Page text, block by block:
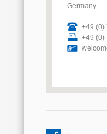
Germany
+49 (0)
+49 (0)